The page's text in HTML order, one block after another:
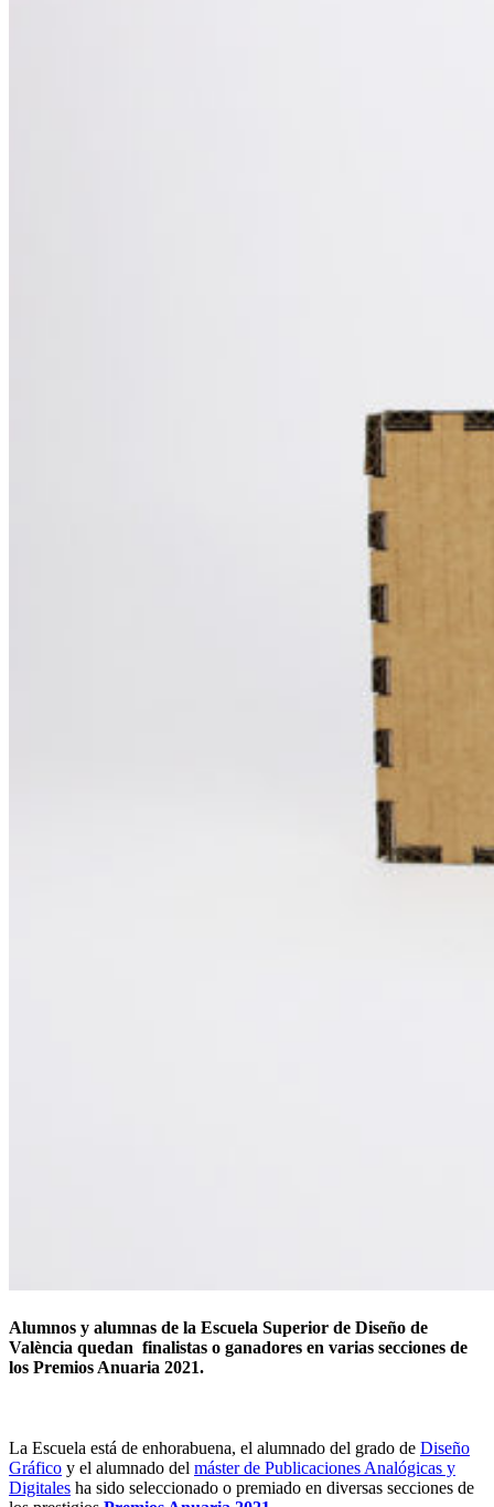
Alumnos y alumnas de la Escuela Superior de Diseño de
València quedan finalistas o ganadores en varias secciones de
los Premios Anuaria 2021.
La Escuela está de enhorabuena, el alumnado del grado de Diseño
Gráfico y el alumnado del máster de Publicaciones Analógicas y
Digitales ha sido seleccionado o premiado en diversas secciones de